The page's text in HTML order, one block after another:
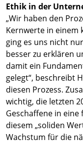
Ethik in der
„Wir haben den
Kernwerte in einem
ging es uns nicht
besser zu erklären
damit ein
gelegt“, beschreibt
diesen Prozess.
wichtig, die letzten
Geschaffene in
diesem „soliden
Wachstum für die